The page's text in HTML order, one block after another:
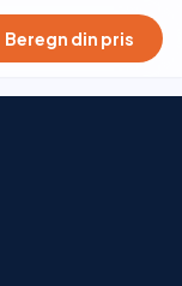
Beregn din pris